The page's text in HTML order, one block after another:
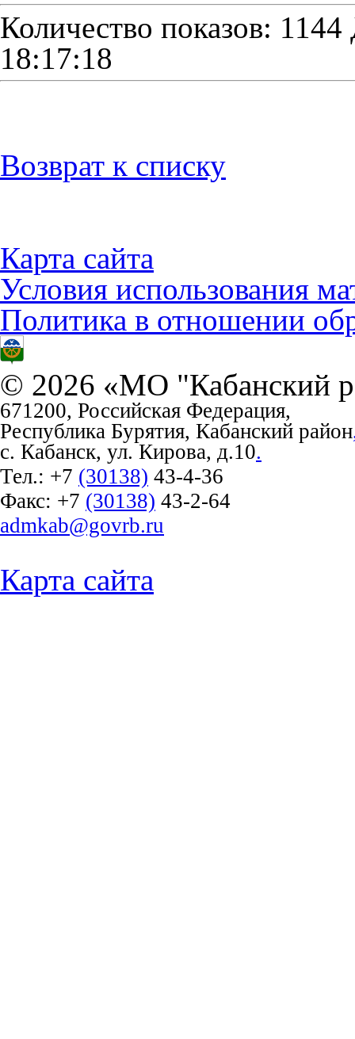
Количество показов: 1144
18:17:18
Возврат к списку
Карта сайта
Условия использования
Политика в отношении
© 2026 «МО "Кабанский
671200, Российская Федерация,
Республика Бурятия, Кабанский район
с. Кабанск, ул. Кирова, д.10.
Тел.: +7 (30138) 43-4-36
Факс: +7 (30138) 43-2-64
admkab@govrb.ru
Карта сайта